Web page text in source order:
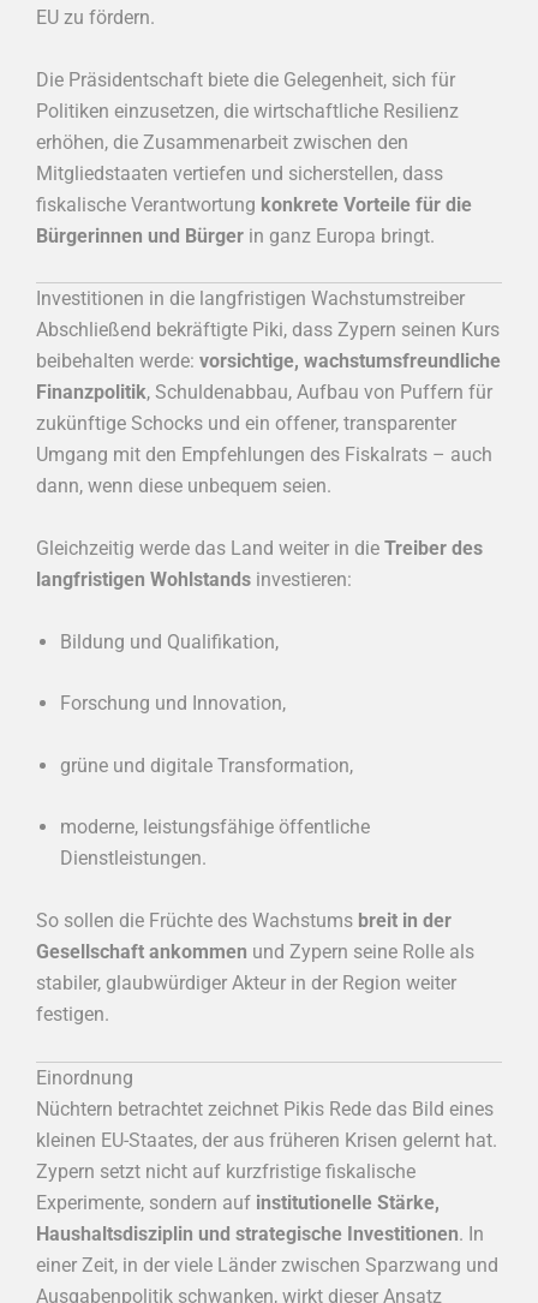
EU zu fördern.
Die Präsidentschaft biete die Gelegenheit, sich für
Politiken einzusetzen, die wirtschaftliche Resilienz
erhöhen, die Zusammenarbeit zwischen den
Mitgliedstaaten vertiefen und sicherstellen, dass
fiskalische Verantwortung konkrete Vorteile für die
Bürgerinnen und Bürger in ganz Europa bringt.
Investitionen in die langfristigen Wachstumstreiber
Abschließend bekräftigte Piki, dass Zypern seinen Kurs
beibehalten werde: vorsichtige, wachstumsfreundliche
Finanzpolitik, Schuldenabbau, Aufbau von Puffern für
zukünftige Schocks und ein offener, transparenter
Umgang mit den Empfehlungen des Fiskalrats – auch
dann, wenn diese unbequem seien.
Gleichzeitig werde das Land weiter in die Treiber des
langfristigen Wohlstands investieren:
Bildung und Qualifikation,
Forschung und Innovation,
grüne und digitale Transformation,
moderne, leistungsfähige öffentliche
Dienstleistungen.
So sollen die Früchte des Wachstums breit in der
Gesellschaft ankommen und Zypern seine Rolle als
stabiler, glaubwürdiger Akteur in der Region weiter
festigen.
Einordnung
Nüchtern betrachtet zeichnet Pikis Rede das Bild eines
kleinen EU-Staates, der aus früheren Krisen gelernt hat.
Zypern setzt nicht auf kurzfristige fiskalische
Experimente, sondern auf institutionelle Stärke,
Haushaltsdisziplin und strategische Investitionen. In
einer Zeit, in der viele Länder zwischen Sparzwang und
Ausgabenpolitik schwanken, wirkt dieser Ansatz